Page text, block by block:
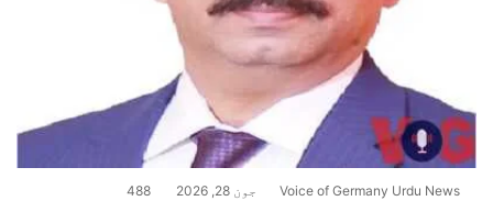
Voice of Germany Urdu News جون 28, 2026 488